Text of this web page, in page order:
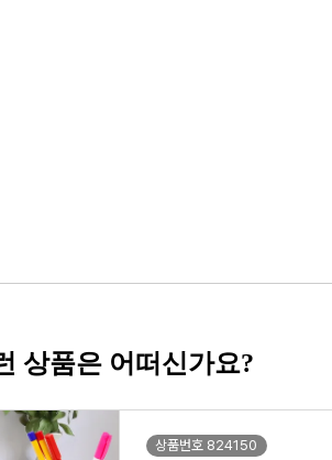
상품은 어떠신가요?
상품번호 824150